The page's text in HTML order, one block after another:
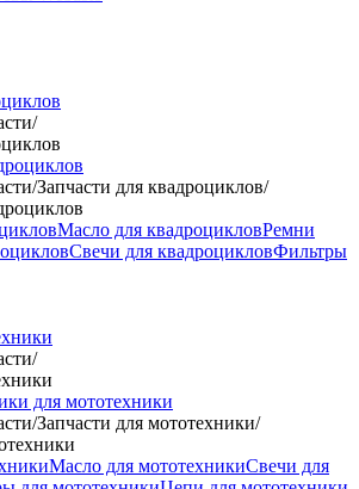
/
/Запчасти для квадроциклов/
Масло для квадроцикловРемни
Свечи для квадроцикловФильтры
/
для мототехники
/Запчасти для мототехники/
Масло для мототехникиСвечи для